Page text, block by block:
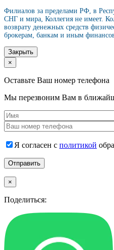
Филиалов за пределами РФ, в
СНГ и мира, Коллегия не имеет.
возврату денежных средств
брокерам, банкам и иным
Закрыть
×
Оставьте Ваш номер телефона
Мы перезвоним Вам в
Я согласен с политикой
×
Поделиться: